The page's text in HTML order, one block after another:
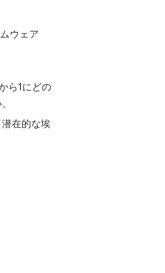
ウェア
ら1にどの
在的な埃